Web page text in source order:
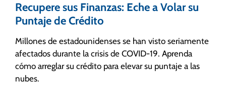
Recupere sus Finanzas: Eche a Volar su
Puntaje de Crédito
Millones de estadounidenses se han visto seriamente
afectados durante la crisis de COVID-19. Aprenda
cómo arreglar su crédito para elevar su puntaje a las
nubes.